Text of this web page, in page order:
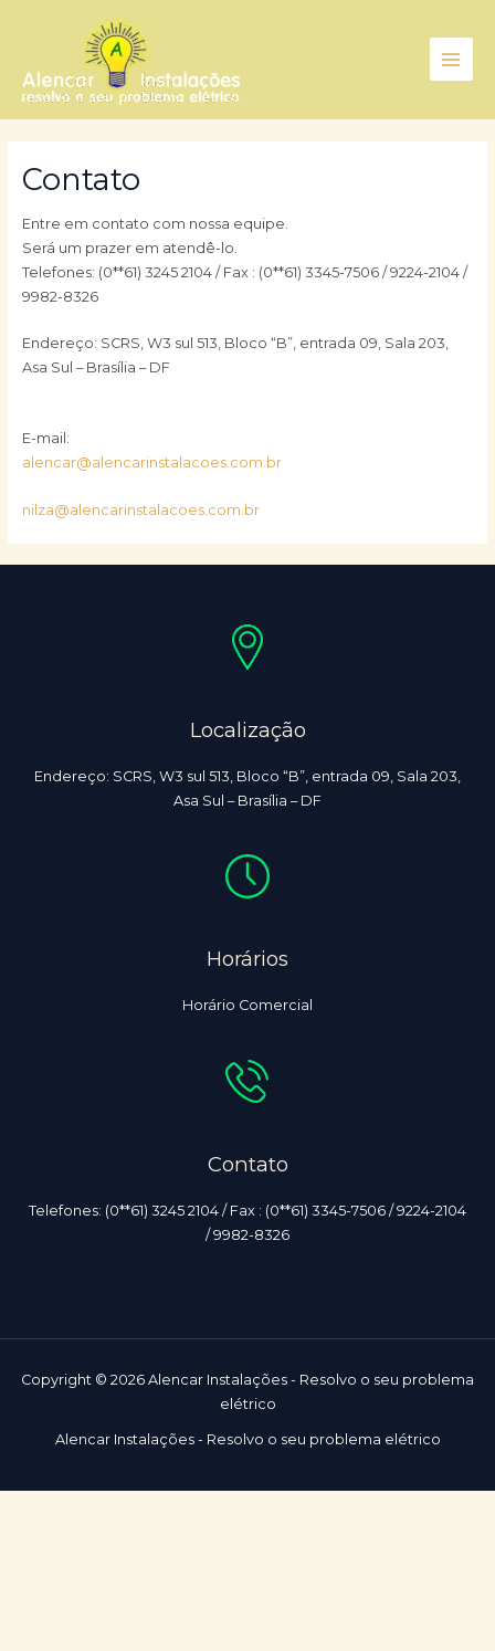
conteúdo
Contato
Entre em contato com nossa equipe.
Será um prazer em atendê-lo.
Telefones: (0**61) 3245 2104 / Fax : (0**61) 3345-7506 / 9224-2104 /
9982-8326
Endereço: SCRS, W3 sul 513, Bloco “B”, entrada 09, Sala 203,
Asa Sul – Brasília – DF
E-mail:
alencar@alencarinstalacoes.com.br
nilza@alencarinstalacoes.com.br
Localização
Endereço: SCRS, W3 sul 513, Bloco “B”, entrada 09, Sala 203,
Asa Sul – Brasília – DF
Horários
Horário Comercial
Contato
Telefones: (0**61) 3245 2104 / Fax : (0**61) 3345-7506 / 9224-2104
/ 9982-8326
Copyright © 2026 Alencar Instalações - Resolvo o seu problema
elétrico
Alencar Instalações - Resolvo o seu problema elétrico